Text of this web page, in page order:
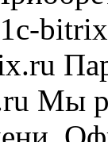
Мы